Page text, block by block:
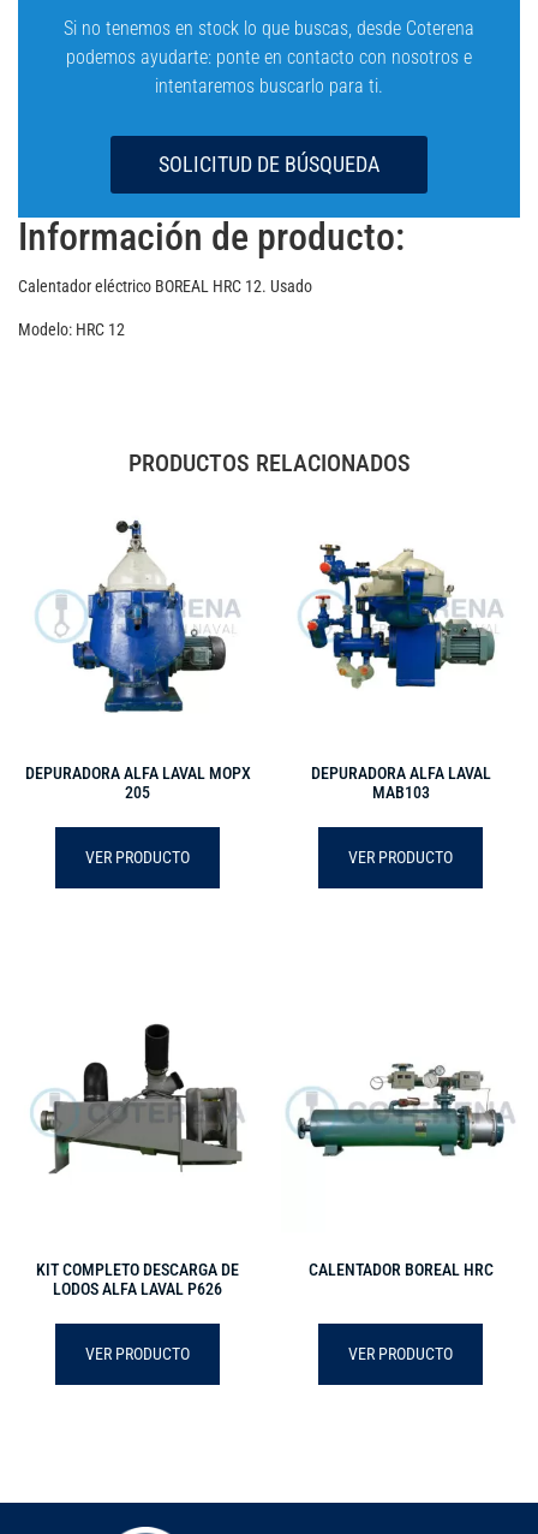
Si no tenemos en stock lo que buscas, desde Coterena
podemos ayudarte: ponte en contacto con nosotros e
intentaremos buscarlo para ti.
SOLICITUD DE BÚSQUEDA
Información de producto:
Calentador eléctrico BOREAL HRC 12. Usado
Modelo: HRC 12
PRODUCTOS RELACIONADOS
DEPURADORA ALFA LAVAL MOPX
205
VER PRODUCTO
DEPURADORA ALFA LAVAL
MAB103
VER PRODUCTO
KIT COMPLETO DESCARGA DE
LODOS ALFA LAVAL P626
VER PRODUCTO
CALENTADOR BOREAL HRC
VER PRODUCTO